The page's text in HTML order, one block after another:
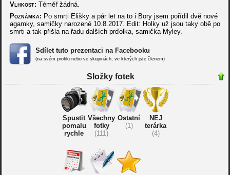
Vlhkost: Téměř žádná.
Poznámka: Po smrti Elišky a pár let na to i Bory jsem pořídil dvě nové
agamky, samičky narozené 10.8.2017. Edit: Holky už jsou taky obě po
smrti a tak přišla na řadu dalších prďolka, samička Myley.
Sdílet tuto prezentaci na Facebooku
(na svém profilu nebo ve skupinách, ve kterých jste členem)
Složky fotek
Spustit
pomalu
rychle
Všechny
fotky
(111)
Ostatní
(1)
NEJ
terárka
(4)